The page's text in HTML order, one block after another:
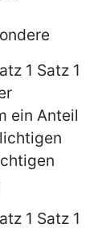
1 Satz 1
ein Anteil
1 Satz 1